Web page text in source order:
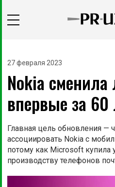
Не сейчас
27 февраля 2023
Nokia
впервые за 60
Главная цель обновления —
ассоциировать Nokia с
потому как Microsoft купила
производству телефонов